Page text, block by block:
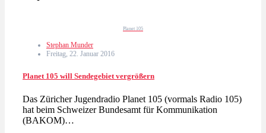
Planet 105
Stephan Munder
Freitag, 22. Januar 2016
Planet 105 will Sendegebiet vergrößern
Das Züricher Jugendradio Planet 105 (vormals Radio 105)
hat beim Schweizer Bundesamt für Kommunikation
(BAKOM)…